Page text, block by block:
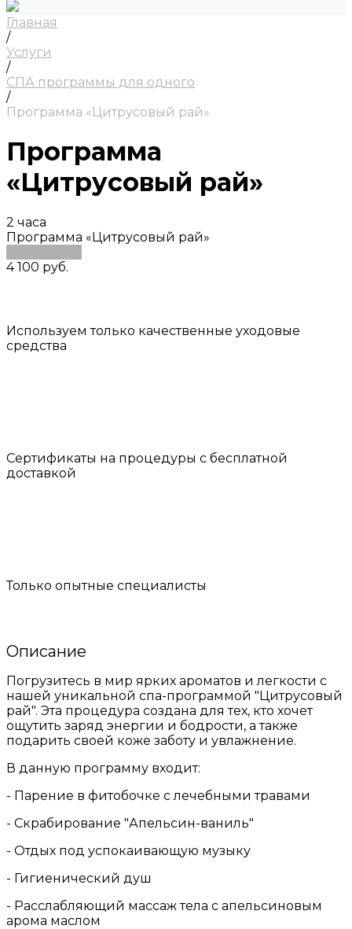
Главная
/
Услуги
/
СПА программы для одного
/
Программа «Цитрусовый рай»
Программа
«Цитрусовый рай»
2 часа
Программа «Цитрусовый рай»
4 100 руб.
Используем только качественные уходовые
средства
Сертификаты на процедуры с бесплатной
доставкой
Только опытные специалисты
Описание
Погрузитесь в мир ярких ароматов и легкости с
нашей уникальной спа-программой "Цитрусовый
рай". Эта процедура создана для тех, кто хочет
ощутить заряд энергии и бодрости, а также
подарить своей коже заботу и увлажнение.
В данную программу входит:
- Парение в фитобочке с лечебными травами
- Скрабирование "Апельсин-ваниль"
- Отдых под успокаивающую музыку
- Гигиенический душ
- Расслабляющий массаж тела с апельсиновым
арома маслом